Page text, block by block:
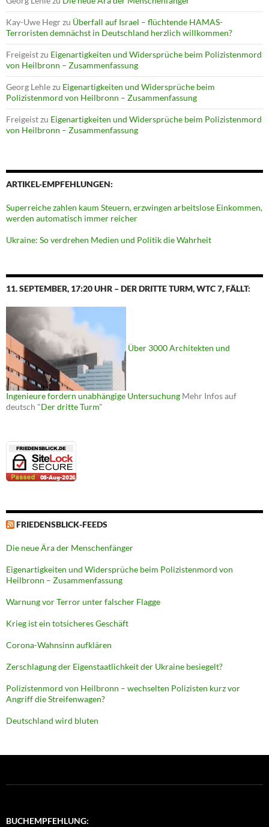
Kay-Uwe Hegrzu Überfall auf Israel – flüchtende HAMAS-
Terroristen demnächst in Deutschland herzlich willkommen?
Freigeistzu Eigenartigkeiten und Widersprüche beim Polizistenmord
von Heilbronn – Zusammenfassung
Georg Lehlezu Eigenartigkeiten und Widersprüche beim
Polizistenmord von Heilbronn – Zusammenfassung
Freigeistzu Eigenartigkeiten und Widersprüche beim Polizistenmord
von Heilbronn – Zusammenfassung
ARTIKEL-EMPFEHLUNGEN:
Superreiche zahlen kaum Steuern, erzwingen arbeitslose Einkommen,
werden automatisch immer reicher
Ukraine: So verdrehen Medien und Politik die Wahrheit
11. SEPTEMBER, 17:20 UHR – DER DRITTE TURM, WTC 7, FÄLLT:
Über 3000 Architekten und
Ingenieure fordern unabhängige Untersuchung Mehr Infos auf
deutsch "Der dritte Turm"
FRIEDENSBLICK-FEEDS
Die neue Ära der Menschenfänger
Eigenartigkeiten und Widersprüche beim Polizistenmord von
Heilbronn – Zusammenfassung
Warnung vor Terror unter falscher Flagge
Krieg ist ein totsicheres Geschäft
Corona-Wahnsinn aufklären
Zerschlagung der Eigenstaatlichkeit der Ukraine besiegelt?
Polizistenmord von Heilbronn – wechselten Polizisten kurz vor
Angriff die Streifenwagen?
Deutschland wird bluten
BUCHEMPFEHLUNG: